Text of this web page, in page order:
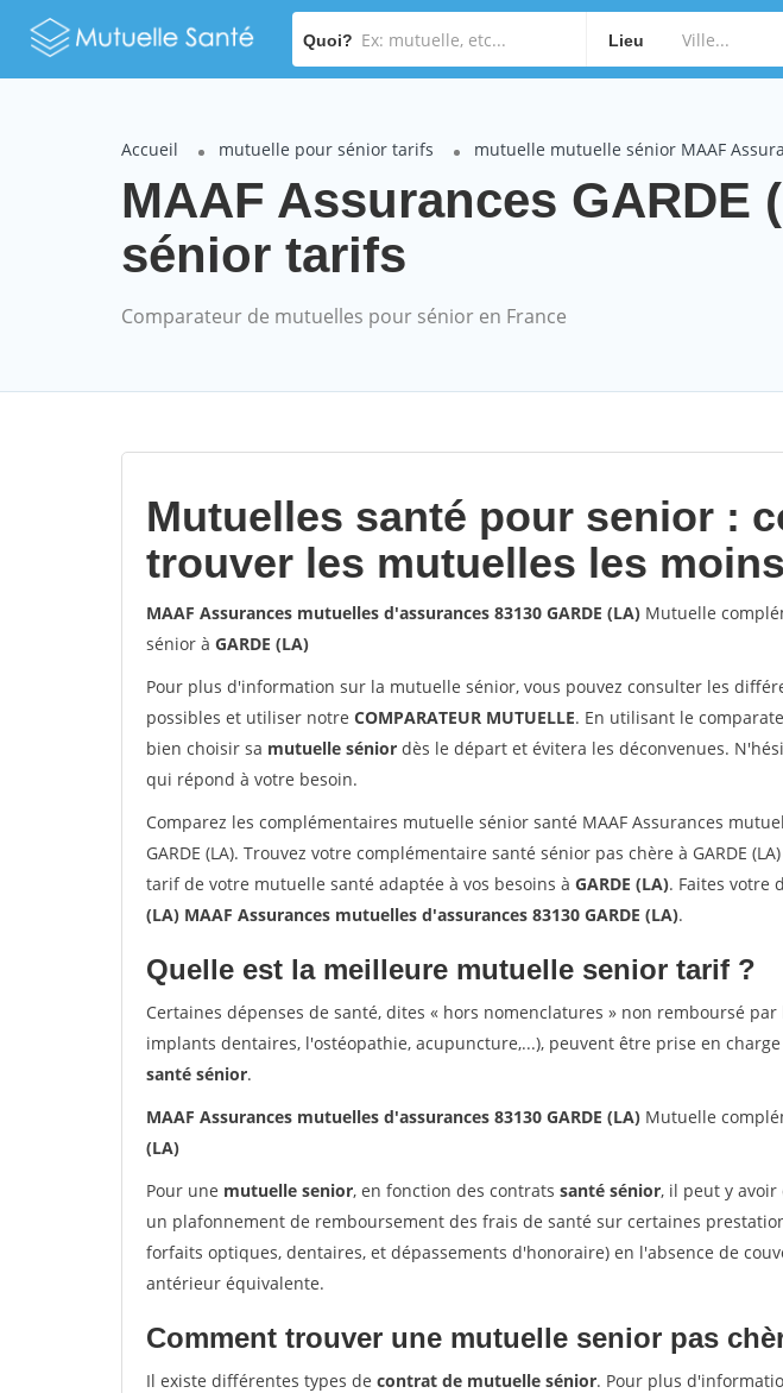
Quoi? Lieu
Accueil mutuelle pour sénior tarifs mutuelle mutuelle sénior MAAF
MAAF Assurances GARDE
sénior tarifs
Comparateur de mutuelles pour sénior en France
Mutuelles santé pour senior :
trouver les mutuelles les
MAAF Assurances mutuelles d'assurances 83130 GARDE (LA) Mutuelle
sénior à GARDE (LA)
Pour plus d'information sur la mutuelle sénior, vous pouvez consulter les
possibles et utiliser notre COMPARATEUR MUTUELLE. En utilisant le
bien choisir sa mutuelle sénior dès le départ et évitera les déconvenues.
qui répond à votre besoin.
Comparez les complémentaires mutuelle sénior santé MAAF Assurances
GARDE (LA). Trouvez votre complémentaire santé sénior pas chère à GARDE
tarif de votre mutuelle santé adaptée à vos besoins à GARDE (LA). Faites votre
(LA) MAAF Assurances mutuelles d'assurances 83130 GARDE (LA).
Quelle est la meilleure mutuelle senior tarif ?
Certaines dépenses de santé, dites « hors nomenclatures » non remboursé
implants dentaires, l'ostéopathie, acupuncture,...), peuvent être prise en
santé sénior.
MAAF Assurances mutuelles d'assurances 83130 GARDE (LA) Mutuelle
(LA)
Pour une mutuelle senior, en fonction des contrats santé sénior, il peut y
un plafonnement de remboursement des frais de santé sur certaines
forfaits optiques, dentaires, et dépassements d'honoraire) en l'absence de
antérieur équivalente.
Comment trouver une mutuelle senior pas
Il existe différentes types de contrat de mutuelle sénior. Pour plus